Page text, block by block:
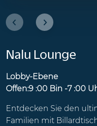
Nalu Lounge
Lobby-Ebene
Offen:9 :00 Bin -7 :00
Entdecken Sie den
Familien mit